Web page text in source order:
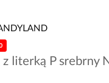
z literką P srebrny